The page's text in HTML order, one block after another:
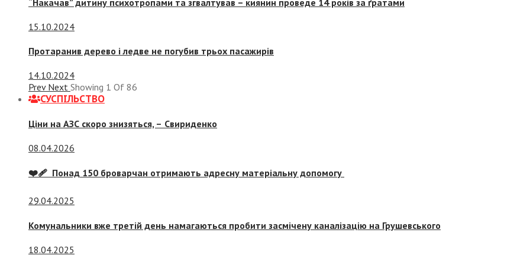
15.10.2024
Протаранив дерево і ледве не погубив трьох пасажирів
14.10.2024
Prev Next Showing 1 Of 86
СУСПIЛЬСТВО
Ціни на АЗС скоро знизяться, – Свириденко
08.04.2026
❤️‍🩹 Понад 150 броварчан отримають адресну матеріальну допомогу
29.04.2025
Комунальники вже третій день намагаються пробити засмічену каналізацію на Грушевського
18.04.2025